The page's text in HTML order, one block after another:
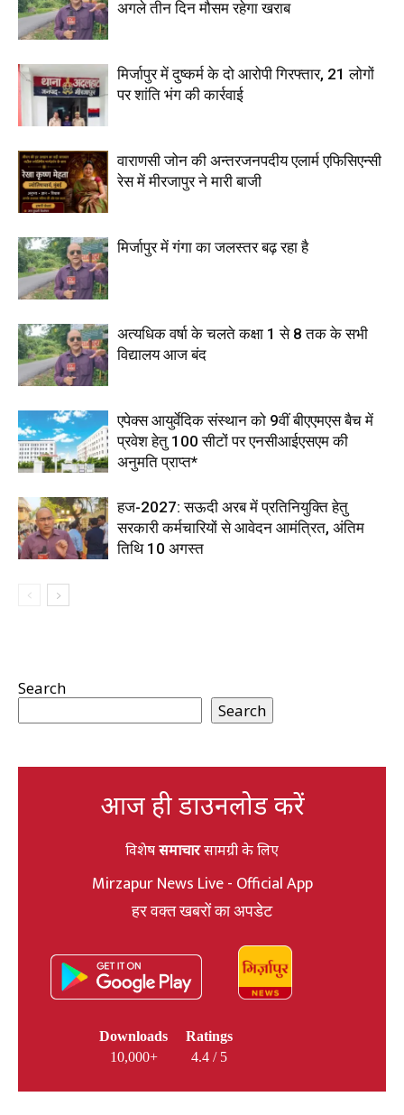
अगले तीन दिन मौसम रहेगा खराब
मिर्जापुर में दुष्कर्म के दो आरोपी गिरफ्तार, 21 लोगों
पर शांति भंग की कार्रवाई
वाराणसी जोन की अन्तरजनपदीय एलार्म एफिसिएन्सी
रेस में मीरजापुर ने मारी बाजी
मिर्जापुर में गंगा का जलस्तर बढ़ रहा है
अत्यधिक वर्षा के चलते कक्षा 1 से 8 तक के सभी
विद्यालय आज बंद
एपेक्स आयुर्वेदिक संस्थान को 9वीं बीएएमएस बैच में
प्रवेश हेतु 100 सीटों पर एनसीआईएसएम की
अनुमति प्राप्त*
हज-2027: सऊदी अरब में प्रतिनियुक्ति हेतु
सरकारी कर्मचारियों से आवेदन आमंत्रित, अंतिम
तिथि 10 अगस्त
Search
Search
आज ही डाउनलोड करें
विशेषसमाचारसामग्री के लिए
Mirzapur News Live - Official App
हर वक्त खबरों का अपडेट
Downloads
10,000+
Ratings
4.4 / 5